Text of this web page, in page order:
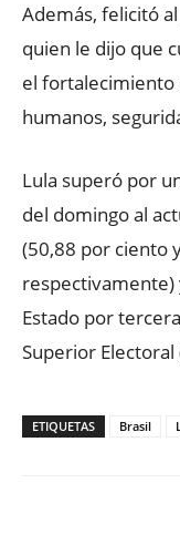
Además, felicitó
quien le dijo que
el fortalecimiento
humanos,
Lula superó por
del domingo al
(50,88 por ciento
respectivamente)
Estado por
Superior Electoral
ETIQUETAS Brasil